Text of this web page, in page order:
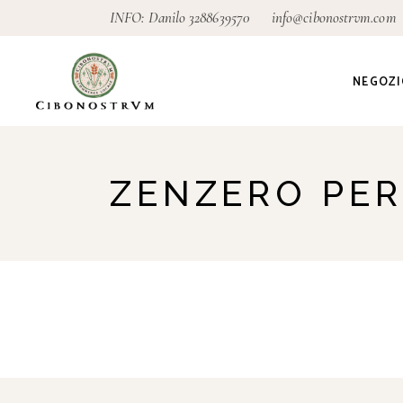
INFO: Danilo 3288639570 info@cibonostrvm.com
ZENZERO